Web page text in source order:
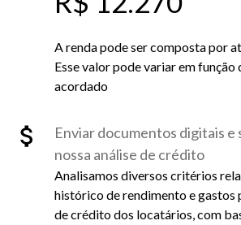
A renda pode ser composta por
Esse valor pode variar em função
acordado
Enviar documentos digitais e
nossa análise de crédito
Analisamos diversos critérios
histórico de rendimento e gastos
de crédito dos locatários, com